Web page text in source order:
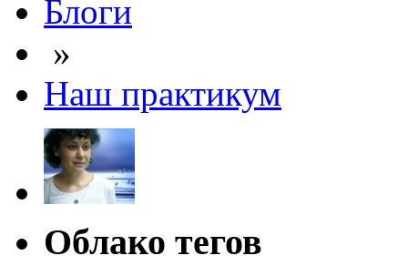
Блоги
»
Наш практикум
Облако тегов